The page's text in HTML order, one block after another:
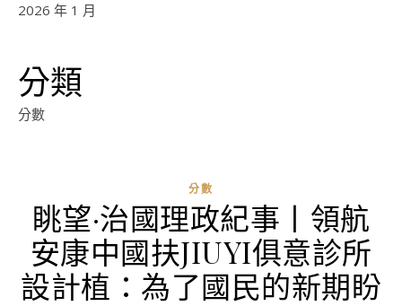
2026 年 1 月
分類
分數
分數
眺望·治國理政紀事丨領航
安康中國扶JIUYI俱意診所
設計植：為了國民的新期盼